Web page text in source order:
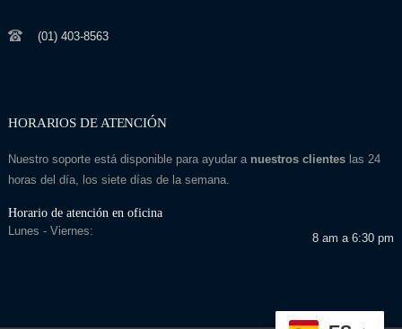
(01) 403-8563
HORARIOS DE ATENCIÓN
Nuestro soporte está disponible para ayudar a nuestros clienteslas 24
horas del día, los siete días de la semana.
Horario de atención en oficina
Lunes - Viernes:
8 am a 6:30 pm